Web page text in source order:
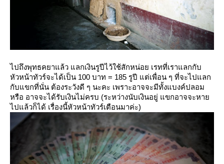
ไปถึงพุทธคยาแล้ว แลกเงินรูปีไว้ใช้สักหน่อย เรทที่เราแลกกับ
หัวหน้าทัวร์จะได้เป็น 100 บาท = 185 รูปี แต่เพื่อน ๆ ที่จะไปแลก
กับแขกที่นั่น ต้องระวังดี ๆ นะคะ เพราะอาจจะมีทั้งแบงค์ปลอม
หรือ อาจจะได้รับเงินไม่ครบ (ระหว่างนับเงินอยู่ แขกอาจจะหา
ไปแล้วก็ได้ เรื่องนี้หัวหน้าทัวร์เตือนมาค่ะ)